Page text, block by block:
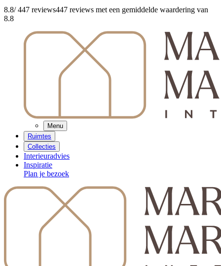
8.8/ 447 reviews447 reviews met een gemiddelde waardering van
8.8
Menu
Ruimtes
Collecties
Interieuradvies
Inspiratie
Plan je bezoek